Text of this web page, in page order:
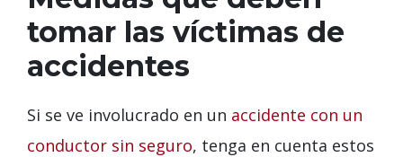
tomar las víctimas de
accidentes
Si se ve involucrado en un accidente con un
conductor sin seguro, tenga en cuenta estos